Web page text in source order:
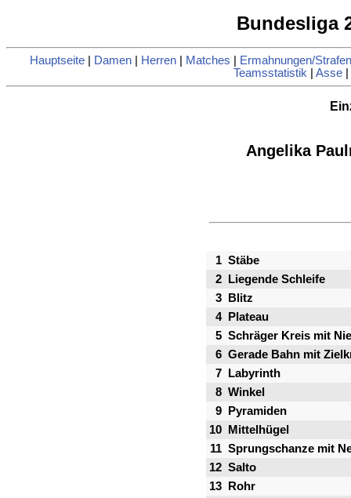
Bundesliga
Hauptseite| Damen| Herren| Matches
Ermahnungen/Strafen
Teamsstatistik
Asse
Angelika
1 Stäbe
2
Liegende Schleife
3
Blitz
4
Plateau
5 Schräger Kreis mit
6 Gerade Bahn mit
7
Labyrinth
8 Winkel
9
Pyramiden
10
Mittelhügel
11 Sprungschanze mit
12 Salto
13
Rohr